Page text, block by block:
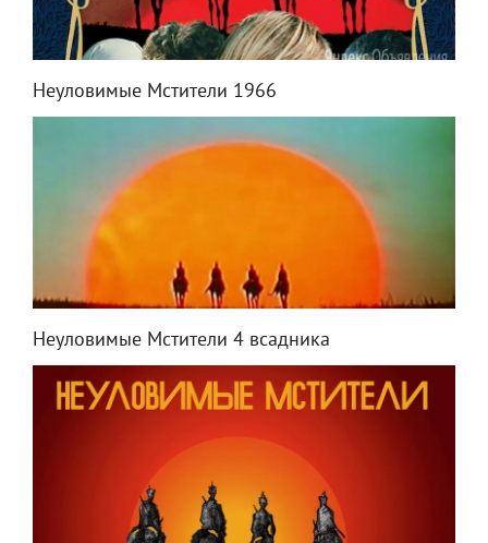
Неуловимые Мстители 1966
Неуловимые Мстители 4 всадника